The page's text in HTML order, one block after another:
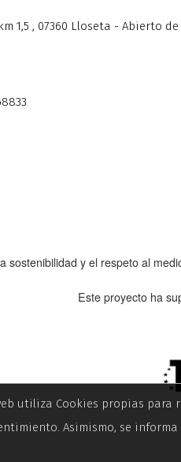
1,5 , 07360 Lloseta - Abierto
sostenibilidad y el respeto al
Este proyecto ha
utiliza Cookies propias para
Asimismo, se